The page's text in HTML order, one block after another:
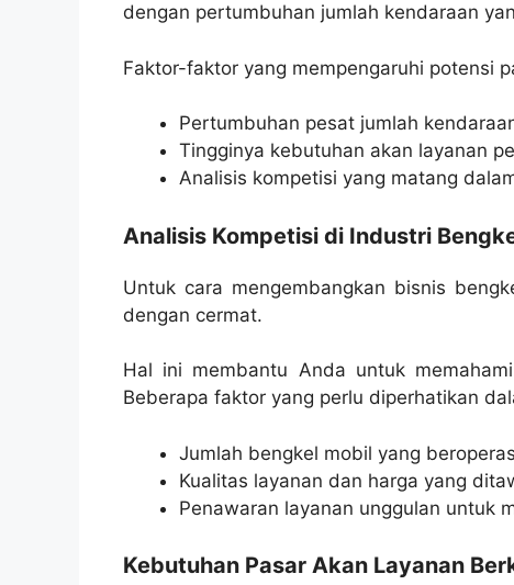
dengan pertumbuhan jumlah kendaraan
Faktor-faktor yang mempengaruhi potensi
Pertumbuhan pesat jumlah
Tingginya kebutuhan akan layanan
Analisis kompetisi yang matang
Analisis Kompetisi di Industri
Untuk cara mengembangkan bisnis
dengan cermat.
Hal ini membantu Anda untuk
Beberapa faktor yang perlu diperhatikan
Jumlah bengkel mobil yang
Kualitas layanan dan harga yang
Penawaran layanan unggulan untuk
Kebutuhan Pasar Akan Layanan